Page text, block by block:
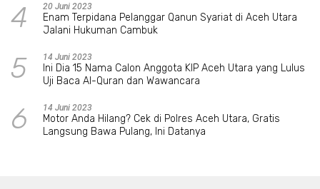
4 20 Juni 2023
Enam Terpidana Pelanggar Qanun Syariat di Aceh Utara
Jalani Hukuman Cambuk
5 14 Juni 2023
Ini Dia 15 Nama Calon Anggota KIP Aceh Utara yang Lulus
Uji Baca Al-Quran dan Wawancara
6 14 Juni 2023
Motor Anda Hilang? Cek di Polres Aceh Utara, Gratis
Langsung Bawa Pulang, Ini Datanya